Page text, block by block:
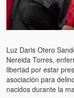
Luz Daris Otero
Nereida Torres,
libertad por estar
asociación para
nacidos durante la